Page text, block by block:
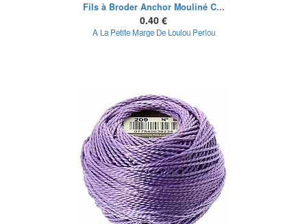
Fils à Broder Anchor Mouliné C...
0.40 €
A La Petite Marge De Loulou Perlou